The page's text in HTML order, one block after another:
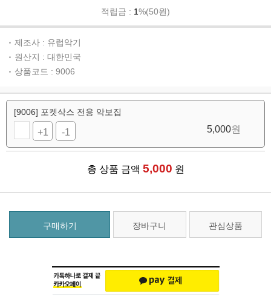
적립금 : 1%(50원)
제조사 : 유럽악기
원산지 : 대한민국
상품코드 : 9006
[9006] 포켓삭스 전용 악보집
+1 -1 5,000원
총 상품 금액 5,000 원
구매하기 장바구니 관심상품